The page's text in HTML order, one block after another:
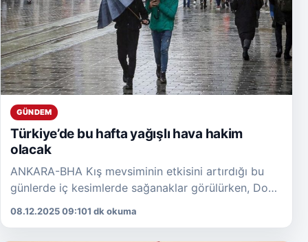
GÜNDEM
Türkiye’de bu hafta yağışlı hava hakim
olacak
ANKARA-BHA Kış mevsiminin etkisini artırdığı bu
günlerde iç kesimlerde sağanaklar görülürken, Doğu
Anadolu’nun yüksek noktalarında kar yağışı belirgin
08.12.2025 09:101 dk okuma